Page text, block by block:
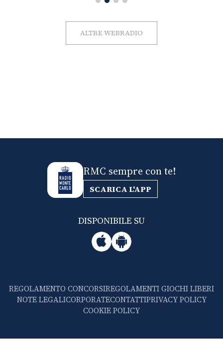
ALTRE WEBRADIO
RMC sempre con te!
SCARICA L'APP
DISPONIBILE SU
REGOLAMENTO CONCORSIREGOLAMENTI GIOCHI LIBERI
NOTE LEGALICORPORATECONTATTIPRIVACY POLICY
COOKIE POLICY